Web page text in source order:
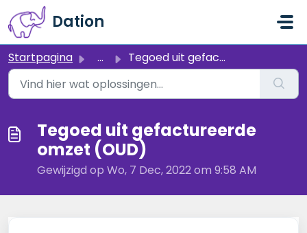
Doorgaan naar hoofdinhoud
Dation
Startpagina ... Tegoed uit gefactureerde omzet (OUD)
Tegoed uit gefactureerde
omzet (OUD)
Gewijzigd op Wo, 7 Dec, 2022 om 9:58 AM